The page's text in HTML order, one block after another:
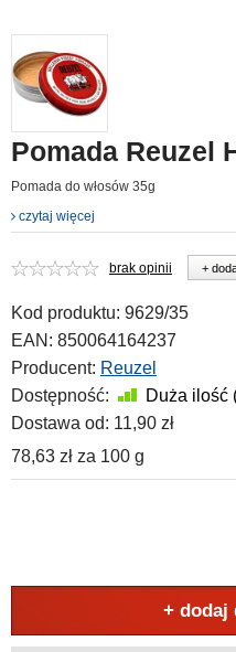
Pomada Reuzel
Pomada do włosów 35g
czytaj więcej
brak opinii +
Kod produktu: 9629/35
EAN: 850064164237
Producent: Reuzel
Dostępność:
Duża ilość
Dostawa od: 11,90 zł
78,63 zł za 100 g
+ dodaj